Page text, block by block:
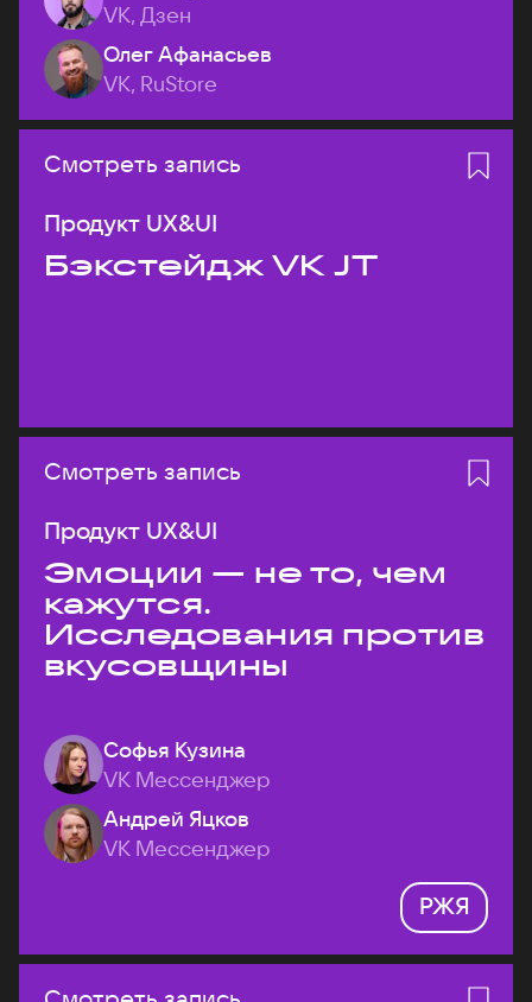
VK, Дзен
Олег Афанасьев
VK, RuStore
Смотреть запись
Продукт UX&UI
Бэкстейдж VK JT
Смотреть запись
Продукт UX&UI
Эмоции — не то, чем
кажутся.
Исследования против
вкусовщины
Софья Кузина
VK Мессенджер
Андрей Яцков
VK Мессенджер
РЖЯ